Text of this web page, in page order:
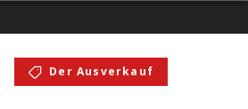
Der Ausverkauf